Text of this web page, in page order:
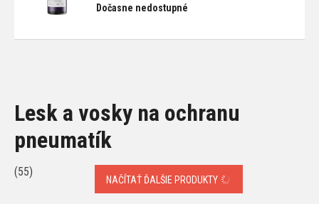
Dočasne nedostupné
Lesk a vosky na ochranu
pneumatík
(55)
NAČÍTAŤ ĎALŠIE PRODUKTY